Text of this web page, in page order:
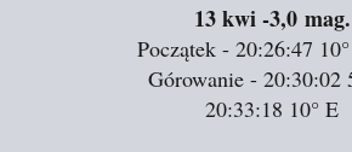
13 kwi -3,0 mag.
Początek - 20:26:47 10°
Górowanie - 20:30:02
20:33:18 10° E